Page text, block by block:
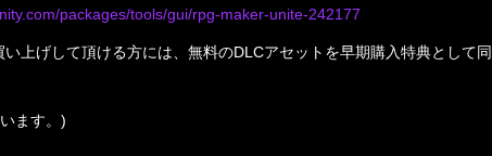
packages/tools/gui/rpg-maker-unite-242177
上げして頂ける方には、無料のDLCアセットを早期購入特典として
ます。)